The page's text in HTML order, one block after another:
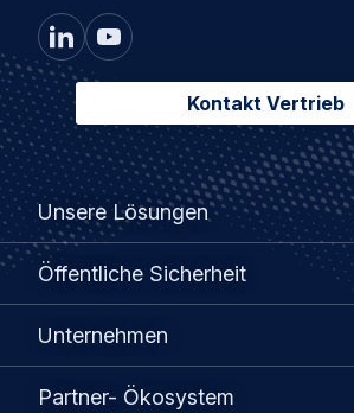
Kontakt Vertrieb
Footer
menu
Unsere Lösungen
Unsere
Lösungen
Öffentliche Sicherheit
Öffentliche
Sicherheit
Unternehmen
Partner- Ökosystem